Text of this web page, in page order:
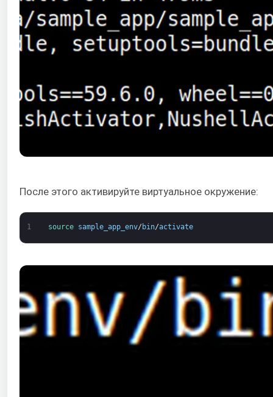
После этого активируйте виртуальное окружение:
1 source sample_app_env/ bin/activate